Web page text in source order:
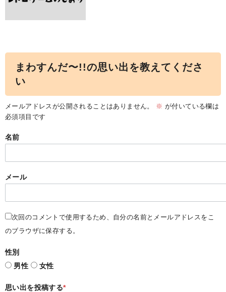
まわすんだ〜!!の思い出を教えてくださ
い
メールアドレスが公開されることはありません。 ※ が付いている欄は
必須項目です
名前
メール
次回のコメントで使用するため、自分の名前とメールアドレスをこ
のブラウザに保存する。
性別
男性
女性
思い出を投稿する*